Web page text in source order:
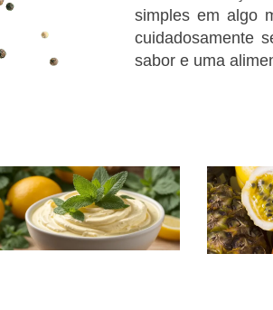
simples em algo
cuidadosamente
sabor e uma